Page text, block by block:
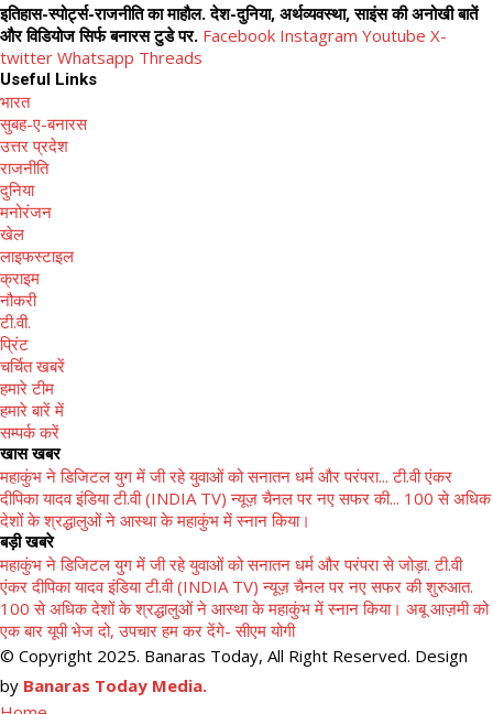
इतिहास-स्पोर्ट्स-राजनीति का माहौल. देश-दुनिया, अर्थव्यवस्था, साइंस की अनोखी बातें
और विडियोज सिर्फ बनारस टुडे पर. Facebook Instagram Youtube X-
twitter Whatsapp Threads
Useful Links
भारत
सुबह-ए-बनारस
उत्तर प्रदेश
राजनीति
दुनिया
मनोरंजन
खेल
लाइफस्टाइल
क्राइम
नौकरी
टी.वी.
प्रिंट
चर्चित खबरें
हमारे टीम
हमारे बारें में
सम्पर्क करें
खास खबर
महाकुंभ ने डिजिटल युग में जी रहे युवाओं को सनातन धर्म और परंपरा... टी.वी एंकर
दीपिका यादव इंडिया टी.वी (INDIA TV) न्यूज़ चैनल पर नए सफर की... 100 से अधिक
देशों के श्रद्धालुओं ने आस्था के महाकुंभ में स्नान किया।
बड़ी खबरे
महाकुंभ ने डिजिटल युग में जी रहे युवाओं को सनातन धर्म और परंपरा से जोड़ा. टी.वी
एंकर दीपिका यादव इंडिया टी.वी (INDIA TV) न्यूज़ चैनल पर नए सफर की शुरुआत.
100 से अधिक देशों के श्रद्धालुओं ने आस्था के महाकुंभ में स्नान किया। अबू आज़मी को
एक बार यूपी भेज दो, उपचार हम कर देंगे- सीएम योगी
© Copyright 2025. Banaras Today, All Right Reserved. Design
by Banaras Today Media.